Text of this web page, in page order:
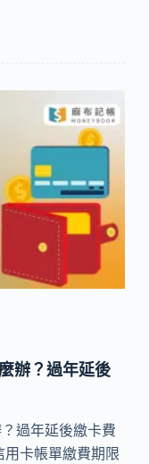
辦？過年延後
過年延後繳卡費
卡帳單繳費期限